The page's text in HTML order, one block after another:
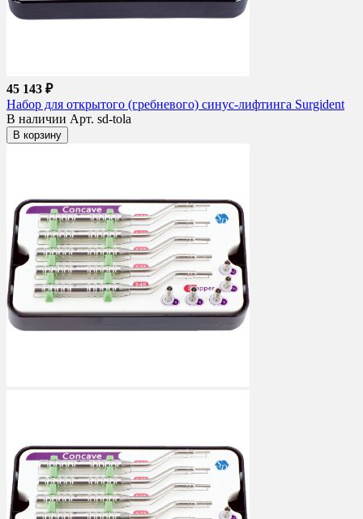
45 143 ₽
Набор для открытого (гребневого) синус-лифтинга Surgident
В наличии Арт. sd-tola
В корзину